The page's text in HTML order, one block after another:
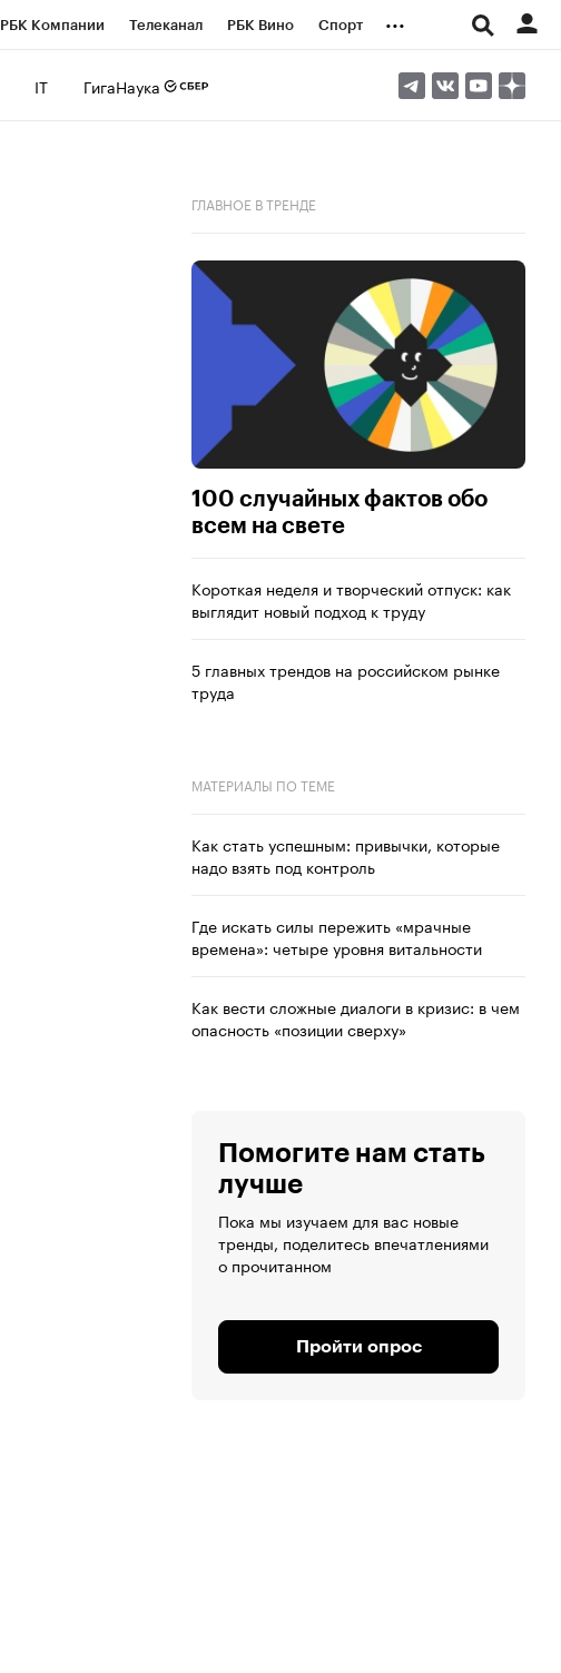
РБК Компании Телеканал РБК Вино Спорт ...
IT ГигаНаука
ГЛАВНОЕ В ТРЕНДЕ
100 случайных фактов обо
всем на свете
Короткая неделя и творческий отпуск: как
выглядит новый подход к труду
5 главных трендов на российском рынке
труда
МАТЕРИАЛЫ ПО ТЕМЕ
Как стать успешным: привычки, которые
надо взять под контроль
Где искать силы пережить «мрачные
времена»: четыре уровня витальности
Как вести сложные диалоги в кризис: в чем
опасность «позиции сверху»
Помогите нам стать
лучше
Пока мы изучаем для вас новые
тренды, поделитесь впечатлениями
о прочитанном
Пройти опрос